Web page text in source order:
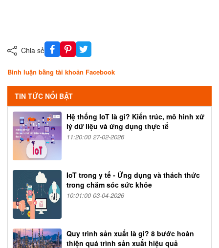
Chia sẻ
Bình luận bằng tài khoản Facebook
TIN TỨC NỔI BẬT
Hệ thống IoT là gì? Kiến trúc, mô hình xử
lý dữ liệu và ứng dụng thực tế
11:20:00 27-02-2026
IoT trong y tế - Ứng dụng và thách thức
trong chăm sóc sức khỏe
10:01:00 03-04-2026
Quy trình sản xuất là gì? 8 bước hoàn
thiện quá trình sản xuất hiệu quả